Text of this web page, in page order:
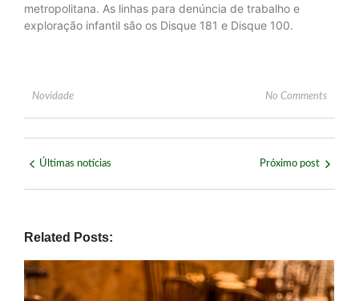
metropolitana. As linhas para denúncia de trabalho e
exploração infantil são os Disque 181 e Disque 100.
Novidade No Comments
Últimas notícias Próximo post
Related Posts: